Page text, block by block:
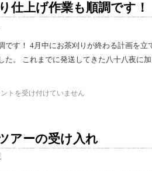
仕上げ作業も順調です！
です！ 4月中にお茶刈りが終わる計画を立
た。 これまでに発送してきた八十八夜に
ントを受け付けていません
アーの受け入れ